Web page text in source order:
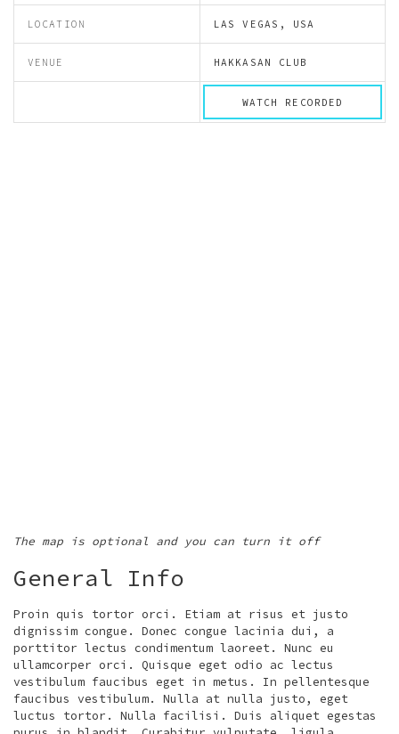
LOCATION LAS VEGAS, USA
VENUE HAKKASAN CLUB
WATCH RECORDED
The map is optional and you can turn it off
General Info
Proin quis tortor orci. Etiam at risus et justo
dignissim congue. Donec congue lacinia dui, a
porttitor lectus condimentum laoreet. Nunc eu
ullamcorper orci. Quisque eget odio ac lectus
vestibulum faucibus eget in metus. In pellentesque
faucibus vestibulum. Nulla at nulla justo, eget
luctus tortor. Nulla facilisi. Duis aliquet egestas